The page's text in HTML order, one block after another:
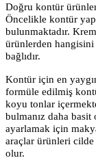
Doğru kontür
Öncelikle kontür
bulunmaktadır.
ürünlerden
bağlıdır.
Kontür için en
formüle edilmiş
koyu tonlar
bulmanız daha
ayarlamak için
araçlar ürünleri cilde
olur.